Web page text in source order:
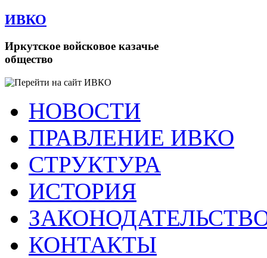
ИВКО
Иркутское войсковое казачье
общество
НОВОСТИ
ПРАВЛЕНИЕ ИВКО
СТРУКТУРА
ИСТОРИЯ
КОНТАКТЫ